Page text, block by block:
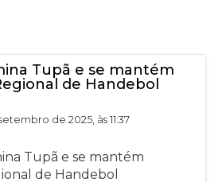
Tupã e se mantém
de Handebol
de 2025, às 11:37